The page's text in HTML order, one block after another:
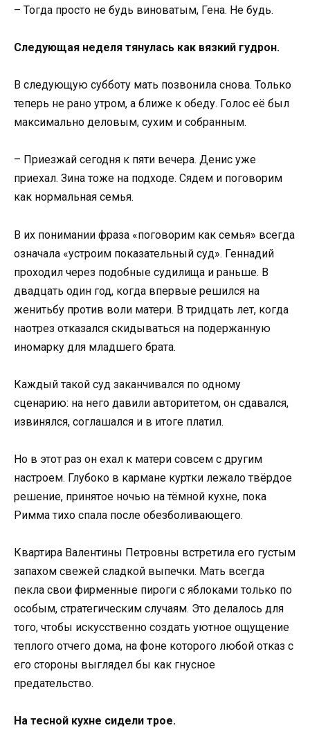
– Тогда просто не будь виноватым, Гена. Не будь.
Следующая неделя тянулась как вязкий гудрон.
В следующую субботу мать позвонила снова. Только
теперь не рано утром, а ближе к обеду. Голос её был
максимально деловым, сухим и собранным.
– Приезжай сегодня к пяти вечера. Денис уже
приехал. Зина тоже на подходе. Сядем и поговорим
как нормальная семья.
В их понимании фраза «поговорим как семья» всегда
означала «устроим показательный суд». Геннадий
проходил через подобные судилища и раньше. В
двадцать один год, когда впервые решился на
женитьбу против воли матери. В тридцать лет, когда
наотрез отказался скидываться на подержанную
иномарку для младшего брата.
Каждый такой суд заканчивался по одному
сценарию: на него давили авторитетом, он сдавался,
извинялся, соглашался и в итоге платил.
Но в этот раз он ехал к матери совсем с другим
настроем. Глубоко в кармане куртки лежало твёрдое
решение, принятое ночью на тёмной кухне, пока
Римма тихо спала после обезболивающего.
Квартира Валентины Петровны встретила его густым
запахом свежей сладкой выпечки. Мать всегда
пекла свои фирменные пироги с яблоками только по
особым, стратегическим случаям. Это делалось для
того, чтобы искусственно создать уютное ощущение
теплого отчего дома, на фоне которого любой отказ с
его стороны выглядел бы как гнусное
предательство.
На тесной кухне сидели трое.